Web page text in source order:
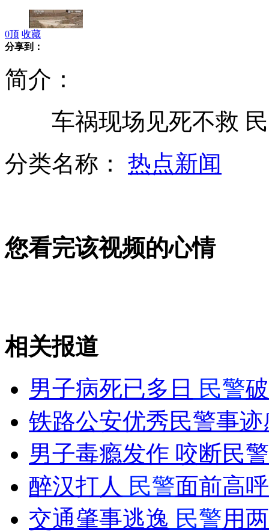
中俄列车大劫案：警方捣毁四个犯罪集团
台球皇帝亨德利:称一杆147分并不难
山西运城恶犬咬伤多人 警民合力深夜将其击毙
女孩北京地铁殴打老人 痛下狠手拳打脚踢
无痛分娩是否安全 医生回应
0顶 收藏
分享到：
简介：
车祸现场见死不救 民
分类名称： 热点新闻
您看完该视频的心情
相关报道
男子病死已多日 民警
铁路公安优秀民警事
男子毒瘾发作 咬断民
醉汉打人 民警面前高
交通肇事逃逸 民警用